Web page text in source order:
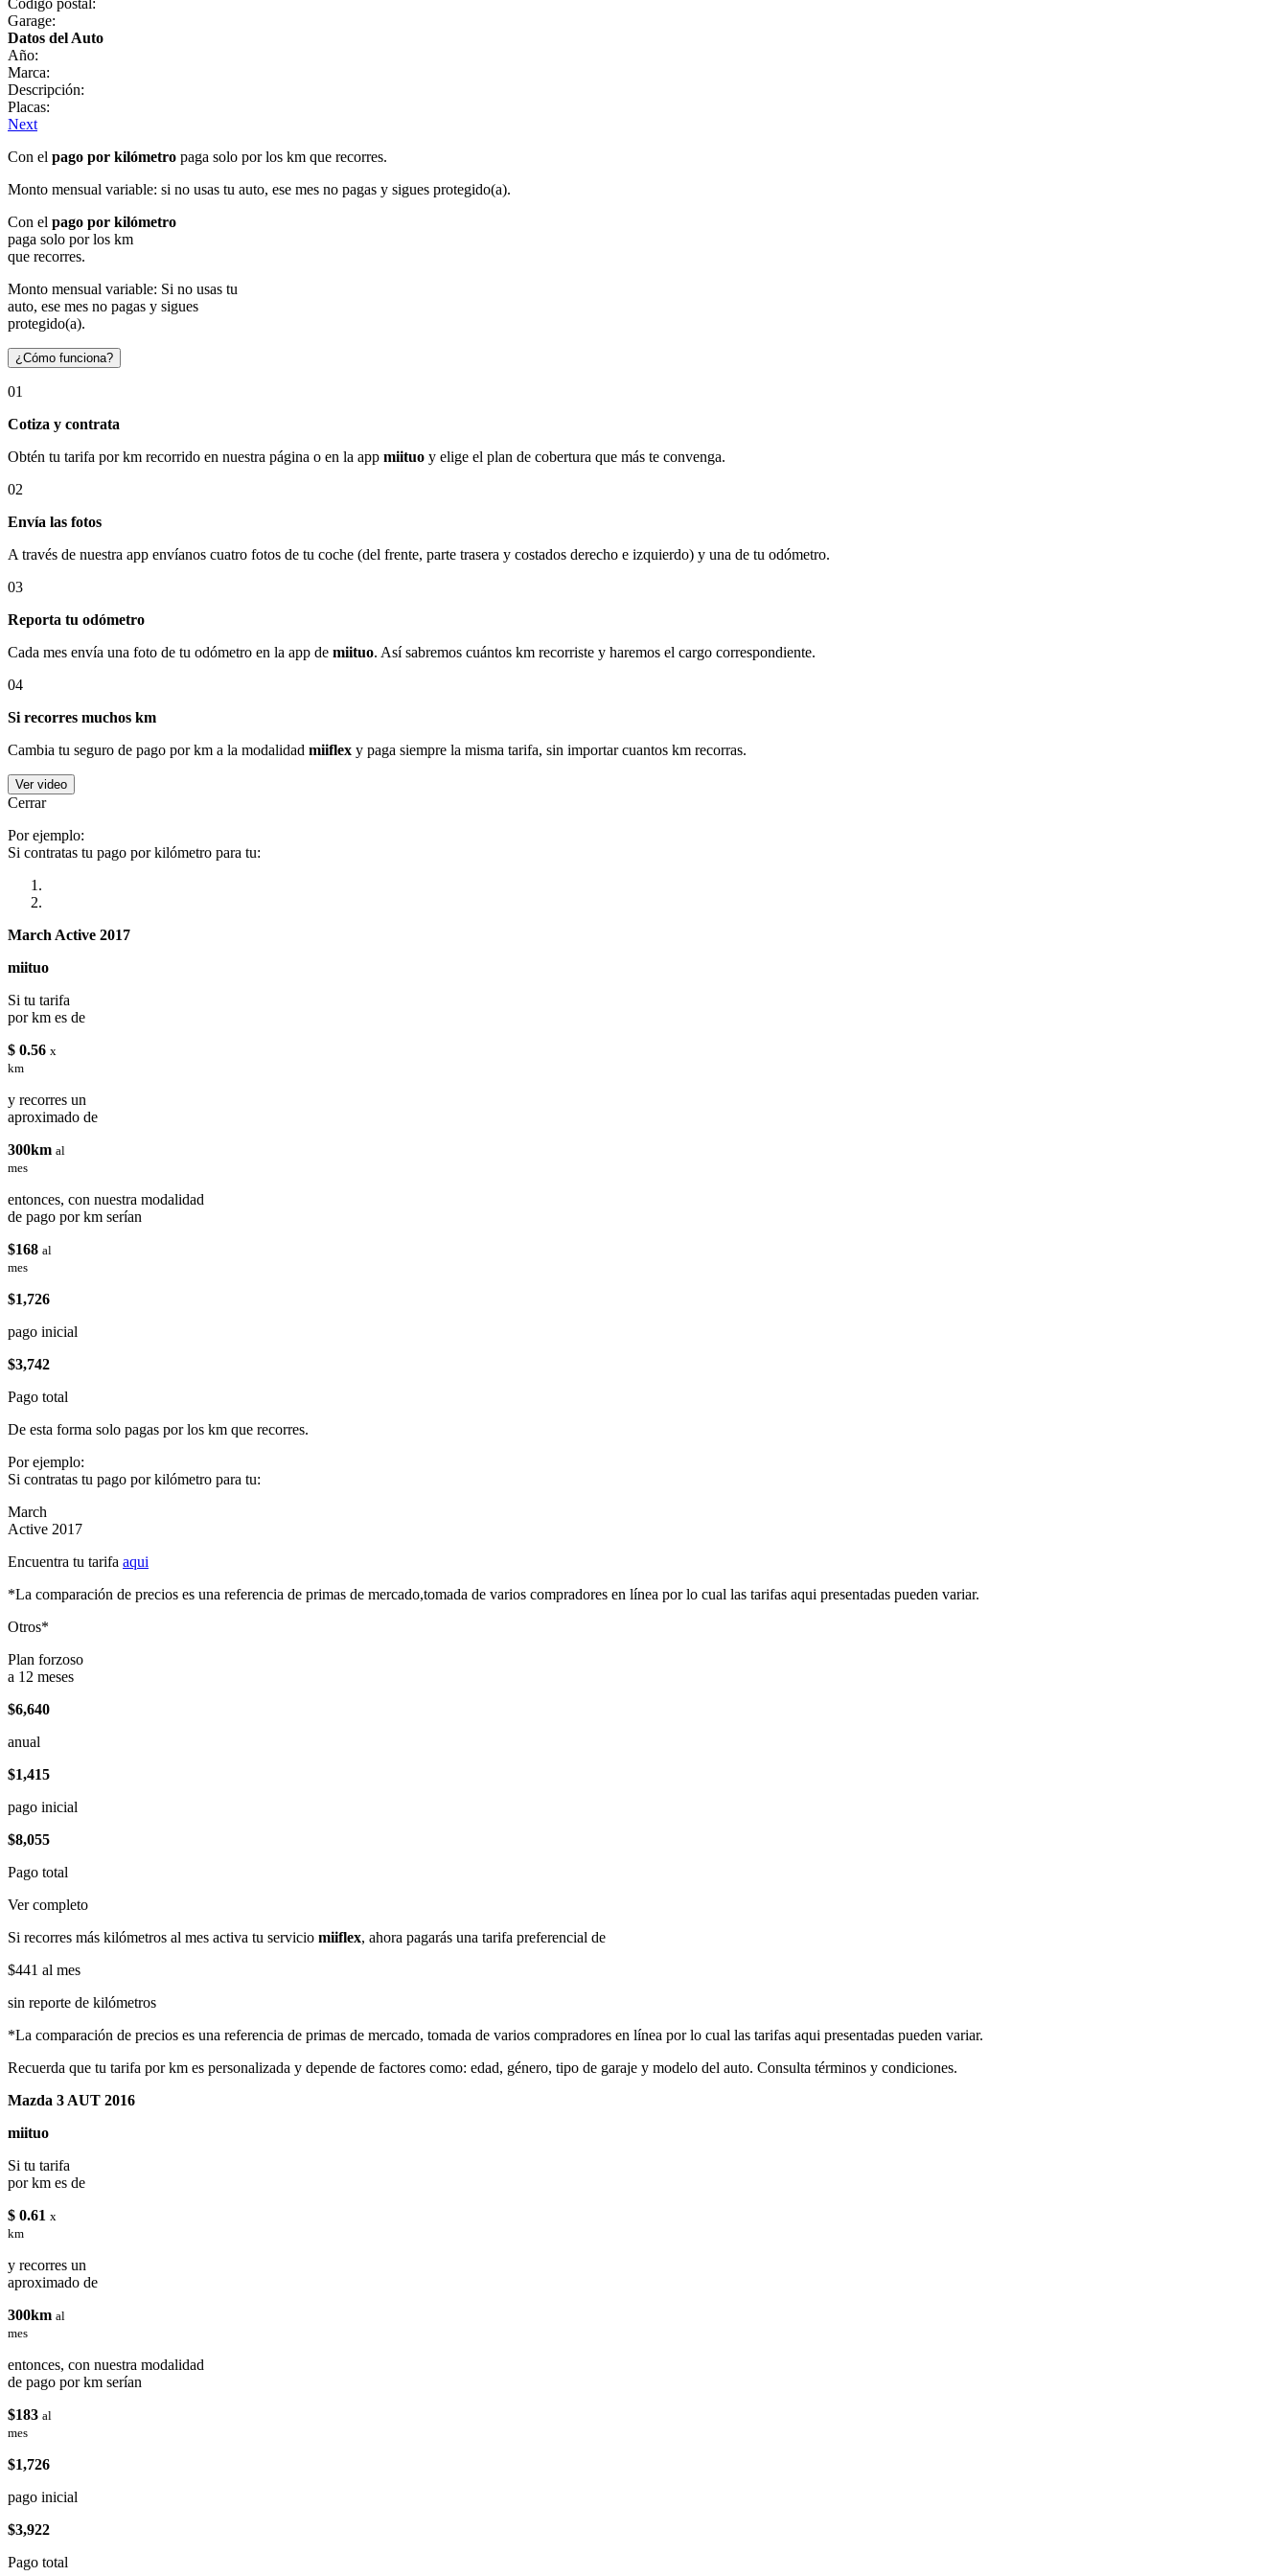
Garage:
Datos del Auto
Año:
Marca:
Descripción:
Placas:
Next
Con el pago por kilómetro paga solo por los km que recorres.
Monto mensual variable: si no usas tu auto, ese mes no pagas y sigues protegido(a).
Con el pago por kilómetro
paga solo por los km
que recorres.
Monto mensual variable: Si no usas tu
auto, ese mes no pagas y sigues
protegido(a).
¿Cómo funciona?
01
Cotiza y contrata
Obtén tu tarifa por km recorrido en nuestra página o en la app miituo y elige el plan de cobertura que más te convenga.
02
Envía las fotos
A través de nuestra app envíanos cuatro fotos de tu coche (del frente, parte trasera y costados derecho e izquierdo) y una de tu odómetro.
03
Reporta tu odómetro
Cada mes envía una foto de tu odómetro en la app de miituo. Así sabremos cuántos km recorriste y haremos el cargo correspondiente.
04
Si recorres muchos km
Cambia tu seguro de pago por km a la modalidad miiflex y paga siempre la misma tarifa, sin importar cuantos km recorras.
Ver video
Cerrar
Por ejemplo:
Si contratas tu pago por kilómetro para tu:
March Active 2017
miituo
Si tu tarifa
por km es de
$ 0.56 x
km
y recorres un
aproximado de
300km al
mes
entonces, con nuestra modalidad
de pago por km serían
$168 al
mes
$1,726
pago inicial
$3,742
Pago total
De esta forma solo pagas por los km que recorres.
Por ejemplo:
Si contratas tu pago por kilómetro para tu:
March
Active 2017
Encuentra tu tarifa aqui
*La comparación de precios es una referencia de primas de mercado,tomada de varios compradores en línea por lo cual las tarifas aqui presentadas pueden variar.
Otros*
Plan forzoso
a 12 meses
$6,640
anual
$1,415
pago inicial
$8,055
Pago total
Ver completo
Si recorres más kilómetros al mes activa tu servicio miiflex, ahora pagarás una tarifa preferencial de
$441 al mes
sin reporte de kilómetros
*La comparación de precios es una referencia de primas de mercado, tomada de varios compradores en línea por lo cual las tarifas aqui presentadas pueden variar.
Recuerda que tu tarifa por km es personalizada y depende de factores como: edad, género, tipo de garaje y modelo del auto. Consulta términos y condiciones.
Mazda 3 AUT 2016
miituo
Si tu tarifa
por km es de
$ 0.61 x
km
y recorres un
aproximado de
300km al
mes
entonces, con nuestra modalidad
de pago por km serían
$183 al
mes
$1,726
pago inicial
$3,922
Pago total